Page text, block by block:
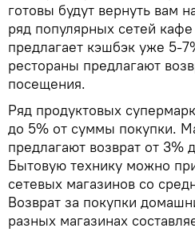
готовы будут вернуть вам
ряд популярных сетей
предлагает кэшбэк уже 5-
рестораны предлагают
посещения.
Ряд продуктовых
до 5% от суммы покупки.
предлагают возврат от
Бытовую технику можно
сетевых магазинов со
Возврат за покупки
разных магазинах